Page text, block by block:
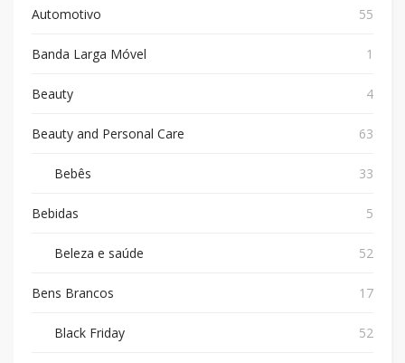
Automotivo 55
Banda Larga Móvel 1
Beauty 4
Beauty and Personal Care 63
Bebês 33
Bebidas 5
Beleza e saúde 52
Bens Brancos 17
Black Friday 52